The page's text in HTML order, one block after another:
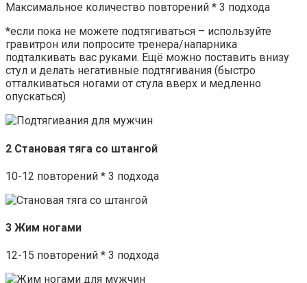
Максимальное количество повторений * 3 подхода
*если пока не можете подтягиваться – используйте
гравитрон или попросите тренера/напарника
подталкивать вас руками. Ещё можно поставить внизу
стул и делать негативные подтягивания (быстро
отталкиваться ногами от стула вверх и медленно
опускаться)
2 Становая тяга со штангой
10-12 повторений * 3 подхода
3 Жим ногами
12-15 повторений * 3 подхода